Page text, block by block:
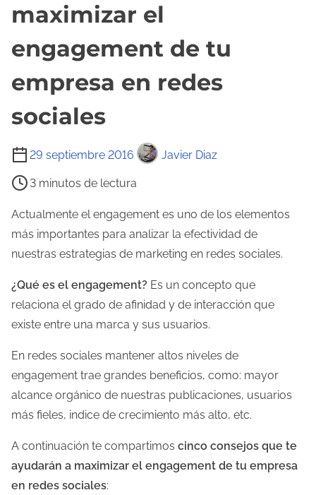
maximizar el
engagement de tu
empresa en redes
sociales
29 septiembre 2016 Javier Diaz
T
e
m
p
o
e
l
e
c
d
e
l
3 minutos de lectura
Actualmente el engagement es uno de los elementos
más importantes para analizar la efectividad de
nuestras estrategias de marketing en redes sociales.
¿Qué es el engagement? Es un concepto que
relaciona el grado de afinidad y de interacción que
existe entre una marca y sus usuarios.
En redes sociales mantener altos niveles de
engagement trae grandes beneficios, como: mayor
alcance orgánico de nuestras publicaciones, usuarios
más fieles, indice de crecimiento más alto, etc.
A continuación te compartimos cinco consejos que te
ayudarán a maximizar el engagement de tu empresa
en redes sociales: